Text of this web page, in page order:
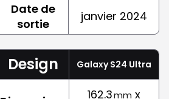
Date de
sortie
janvier 2024
Design Galaxy S24 Ultra
162.3mm x